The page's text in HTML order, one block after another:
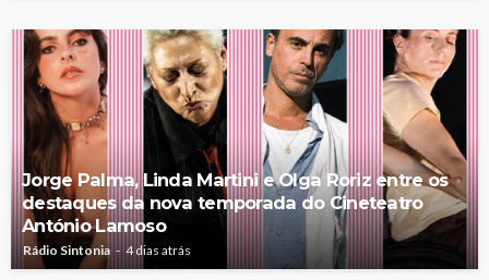
Jorge Palma, Linda Martini e Olga Roriz entre os
destaques da nova temporada do Cineteatro
António Lamoso
Rádio Sintonia 4 dias atrás